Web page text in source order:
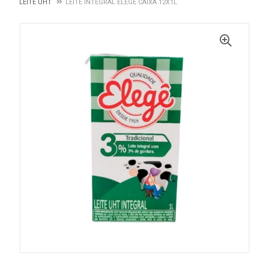
LEITE UHT
LEITE INTEGRAL ELEGÊ CAIXA 12X1L